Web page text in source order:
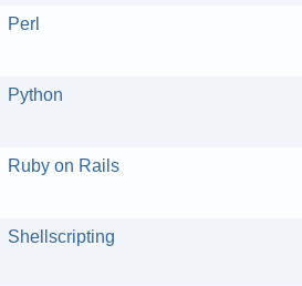
Perl
Python
Ruby on Rails
Shellscripting